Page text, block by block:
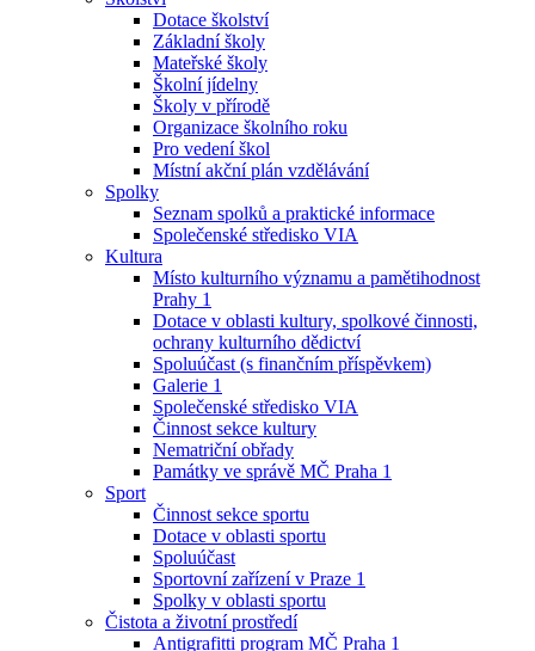
Dotace školství
Základní školy
Mateřské školy
Školní jídelny
Školy v přírodě
Organizace školního roku
Pro vedení škol
Místní akční plán vzdělávání
Spolky
Seznam spolků a praktické informace
Společenské středisko VIA
Kultura
Místo kulturního významu a pamětihodnost
Prahy 1
Dotace v oblasti kultury, spolkové činnosti,
ochrany kulturního dědictví
Spoluúčast (s finančním příspěvkem)
Galerie 1
Společenské středisko VIA
Činnost sekce kultury
Nematriční obřady
Památky ve správě MČ Praha 1
Sport
Činnost sekce sportu
Dotace v oblasti sportu
Spoluúčast
Sportovní zařízení v Praze 1
Spolky v oblasti sportu
Čistota a životní prostředí
Antigrafitti program MČ Praha 1